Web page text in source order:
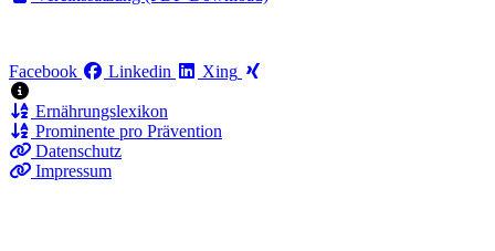
Facebook Linkedin Xing
Ernährungslexikon
Prominente pro Prävention
Datenschutz
Impressum